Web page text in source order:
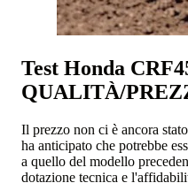
Test Honda
QUALITÀ/
Il prezzo non ci è ancora
ha anticipato che potrebbe
a quello del modello
dotazione tecnica e